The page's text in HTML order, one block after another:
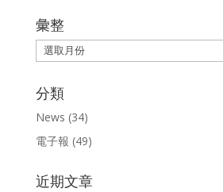
彙整
彙
整
分類
News (34)
電子報 (49)
近期文章